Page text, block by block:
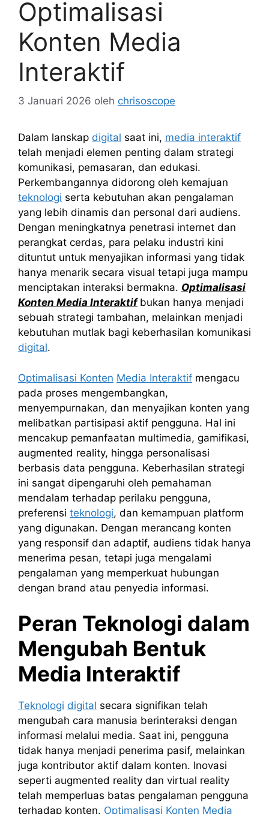
Optimalisasi
Konten Media
Interaktif
3 Januari 2026 oleh chrisoscope
Dalam lanskap digital saat ini, media interaktif
telah menjadi elemen penting dalam strategi
komunikasi, pemasaran, dan edukasi.
Perkembangannya didorong oleh kemajuan
teknologi serta kebutuhan akan pengalaman
yang lebih dinamis dan personal dari audiens.
Dengan meningkatnya penetrasi internet dan
perangkat cerdas, para pelaku industri kini
dituntut untuk menyajikan informasi yang tidak
hanya menarik secara visual tetapi juga mampu
menciptakan interaksi bermakna. Optimalisasi
Konten Media Interaktif bukan hanya menjadi
sebuah strategi tambahan, melainkan menjadi
kebutuhan mutlak bagi keberhasilan komunikasi
digital.
Optimalisasi Konten Media Interaktif mengacu
pada proses mengembangkan,
menyempurnakan, dan menyajikan konten yang
melibatkan partisipasi aktif pengguna. Hal ini
mencakup pemanfaatan multimedia, gamifikasi,
augmented reality, hingga personalisasi
berbasis data pengguna. Keberhasilan strategi
ini sangat dipengaruhi oleh pemahaman
mendalam terhadap perilaku pengguna,
preferensi teknologi, dan kemampuan platform
yang digunakan. Dengan merancang konten
yang responsif dan adaptif, audiens tidak hanya
menerima pesan, tetapi juga mengalami
pengalaman yang memperkuat hubungan
dengan brand atau penyedia informasi.
Peran Teknologi dalam
Mengubah Bentuk
Media Interaktif
Teknologi digital secara signifikan telah
mengubah cara manusia berinteraksi dengan
informasi melalui media. Saat ini, pengguna
tidak hanya menjadi penerima pasif, melainkan
juga kontributor aktif dalam konten. Inovasi
seperti augmented reality dan virtual reality
telah memperluas batas pengalaman pengguna
terhadap konten. Optimalisasi Konten Media